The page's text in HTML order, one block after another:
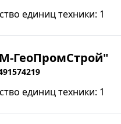
единиц техники: 1
ГеоПромСтрой"
единиц техники: 1